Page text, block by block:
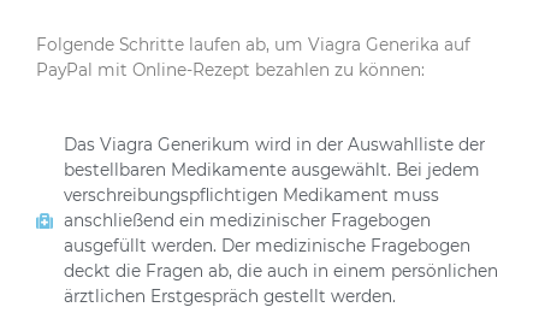
Folgende Schritte laufen ab, um Viagra Generika auf
PayPal mit Online-Rezept bezahlen zu können:
Das Viagra Generikum wird in der Auswahlliste der
bestellbaren Medikamente ausgewählt. Bei jedem
verschreibungspflichtigen Medikament muss
anschließend ein medizinischer Fragebogen
ausgefüllt werden. Der medizinische Fragebogen
deckt die Fragen ab, die auch in einem persönlichen
ärztlichen Erstgespräch gestellt werden.